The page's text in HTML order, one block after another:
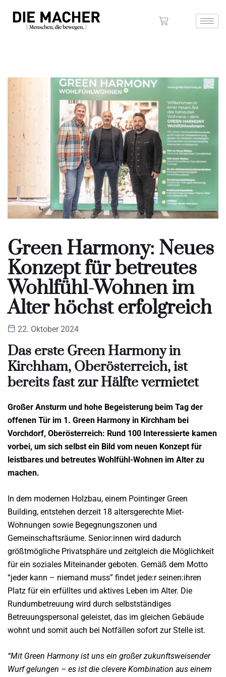
Green Harmony: Neues
Konzept für betreutes
Wohlfühl-Wohnen im
Alter höchst erfolgreich
22. Oktober 2024
Das erste Green Harmony in
Kirchham, Oberösterreich, ist
bereits fast zur Hälfte vermietet
Großer Ansturm und hohe Begeisterung beim Tag der
offenen Tür im 1. Green Harmony in Kirchham bei
Vorchdorf, Oberösterreich: Rund 100 Interessierte kamen
vorbei, um sich selbst ein Bild vom neuen Konzept für
leistbares und betreutes Wohlfühl-Wohnen im Alter zu
machen.
In dem modernen Holzbau, einem Pointinger Green
Building, entstehen derzeit 18 altersgerechte Miet-
Wohnungen sowie Begegnungszonen und
Gemeinschaftsräume. Senior:innen wird dadurch
größtmögliche Privatsphäre und zeitgleich die Möglichkeit
für ein soziales Miteinander geboten. Gemäß dem Motto
“jeder kann – niemand muss” findet jede:r seinen:ihren
Platz für ein erfülltes und aktives Leben im Alter. Die
Rundumbetreuung wird durch selbstständiges
Betreuungspersonal geleistet, das im gleichen Gebäude
wohnt und somit auch bei Notfällen sofort zur Stelle ist.
“Mit Green Harmony ist uns ein großer zukunftsweisender
Wurf gelungen – es ist die clevere Kombination aus einem